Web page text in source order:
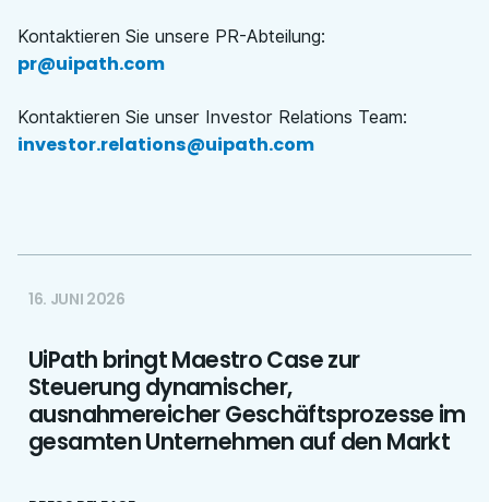
Kontaktieren Sie unsere PR-Abteilung:
pr@uipath.com
Kontaktieren Sie unser Investor Relations Team:
investor.relations@uipath.com
16. JUNI 2026
UiPath bringt Maestro Case zur
Steuerung dynamischer,
ausnahmereicher Geschäftsprozesse im
gesamten Unternehmen auf den Markt